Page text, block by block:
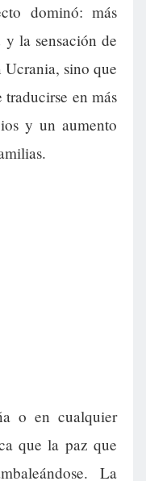
dominó: más
la sensación de
Ucrania, sino que
traducirse en más
y un aumento
o en cualquier
que la paz que
La